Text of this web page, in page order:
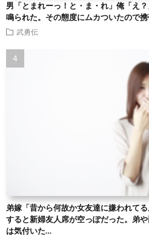
男「とまれーっ！と・ま・れ」俺「え
鳴られた。その態度にムカついたので
武勇伝
弟嫁「昔から何故か女友達に嫌われて
すると新婦友人席が空っぽだった。弟
は気付いた…